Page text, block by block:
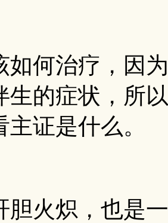
如何治疗，因
生的症状，所
证是什么。
胆火炽，也是